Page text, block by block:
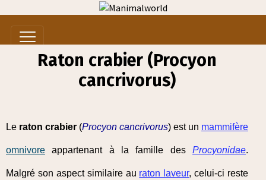
Raton crabier (Procyon
cancrivorus)
Le raton crabier (Procyon cancrivorus) est un mammifère
omnivore appartenant à la famille des Procyonidae.
Malgré son aspect similaire au raton laveur, celui-ci reste